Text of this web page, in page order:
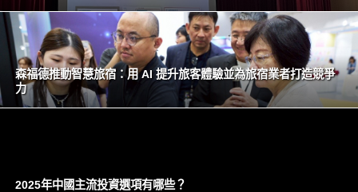
森福德推動智慧旅宿：用 AI 提升旅客體驗並為旅宿業者打造競爭
力
2025年中國主流投資選項有哪些？